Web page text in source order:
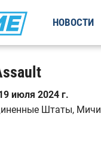
НОВОСТИ
июля 2024 г.
Штаты,